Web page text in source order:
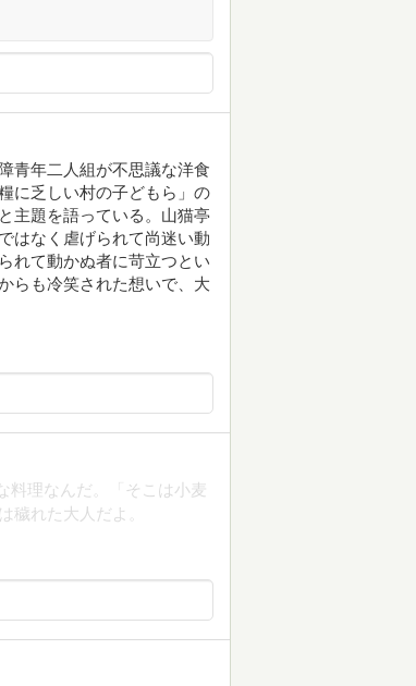
青年二人組が不思議な洋食
に乏しい村の子どもら」の
主題を語っている。山猫亭
はなく虐げられて尚迷い動
れて動かぬ者に苛立つとい
らも冷笑された想いで、大
料理なんだ。「そこは小麦
穢れた大人だよ。